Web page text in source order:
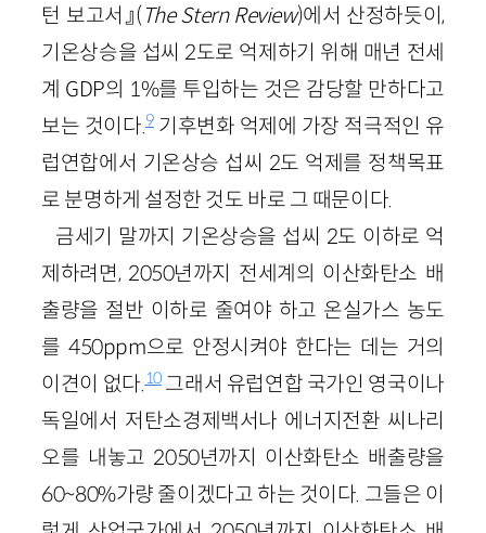
턴 보고서』( TheStern Review)에서 산정하듯이,
기온상승을 섭씨 2도로 억제하기 위해 매년 전세
계 GDP의 1%를 투입하는 것은 감당할 만하다고
보는 것이다.9기후변화 억제에 가장 적극적인 유
럽연합에서 기온상승 섭씨 2도 억제를 정책목표
로 분명하게 설정한 것도 바로 그 때문이다.
금세기 말까지 기온상승을 섭씨 2도 이하로 억
제하려면, 2050년까지 전세계의 이산화탄소 배
출량을 절반 이하로 줄여야 하고 온실가스 농도
를 450ppm으로 안정시켜야 한다는 데는 거의
이견이 없다.10그래서 유럽연합 국가인 영국이나
독일에서 저탄소경제백서나 에너지전환 씨나리
오를 내놓고 2050년까지 이산화탄소 배출량을
60~80%가량 줄이겠다고 하는 것이다. 그들은 이